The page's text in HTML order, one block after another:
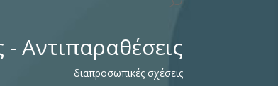
- Αντιπαραθέσεις
διαπροσωπικές σχέσεις